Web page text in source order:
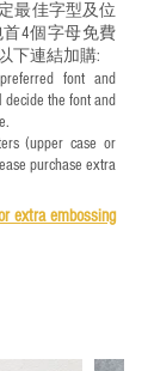
最佳字型及位
4個字母免費
下連結加購:
font and
the font and
(upper case or
purchase extra
extra embossing